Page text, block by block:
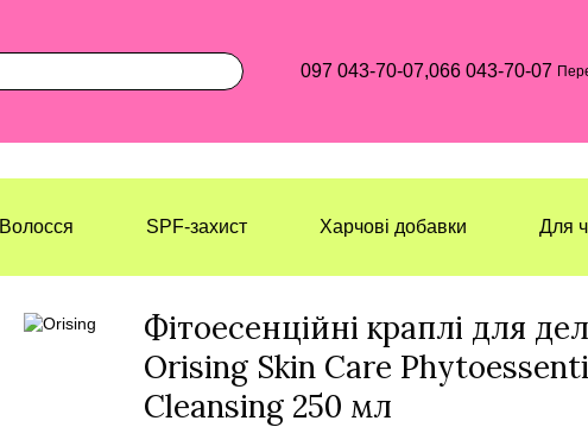
097 043-70-07,066 043-70-07
Волосся SPF-захист Харчові добавки Для
Фітоесенційні краплі для
Orising Skin Care
Cleansing 250 мл